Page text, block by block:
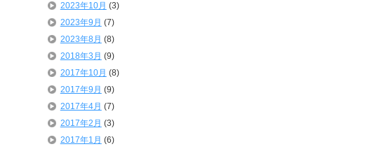
2023年10月 (3)
2023年9月 (7)
2023年8月 (8)
2018年3月 (9)
2017年10月 (8)
2017年9月 (9)
2017年4月 (7)
2017年2月 (3)
2017年1月 (6)